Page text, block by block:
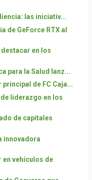
las iniciativ...
de GeForce RTX al
destacar en los
para la Salud lanz...
de FC Caja...
liderazgo en los
de capitales
innovadora
en vehículos de